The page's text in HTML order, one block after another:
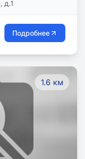
областях,
выставки,
д.1
Подробнее
1.6 км